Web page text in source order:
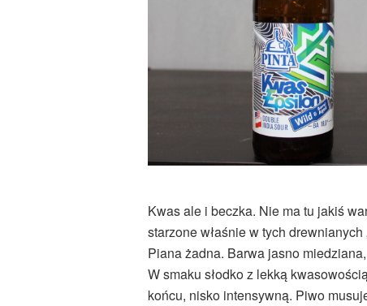
Kwas ale i beczka. Nie ma tu jakiś
starzone właśnie w tych drewnianych
Piana żadna. Barwa jasno
W smaku słodko z lekką
końcu, nisko intensywną. Piwo